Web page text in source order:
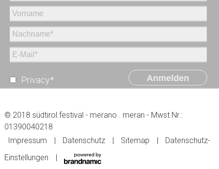
Privacy* Anmelden
© 2018 südtirol.festival - merano . meran - Mwst.Nr.:
01390040218
Impressum
Datenschutz Sitemap
Datenschutz-
Einstellungen